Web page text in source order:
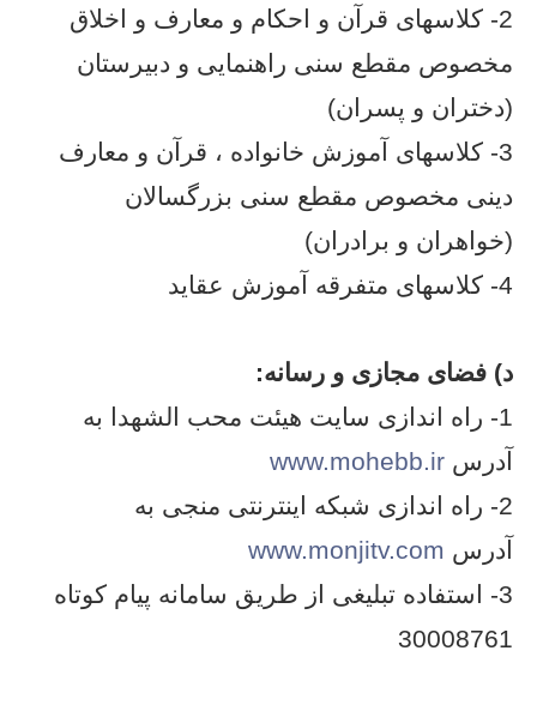
2- کلاسهای قرآن و احکام و معارف و اخلاق
مخصوص مقطع سنی راهنمایی و دبیرستان
(دختران و پسران)
3- کلاسهای آموزش خانواده ، قرآن و معارف
دینی مخصوص مقطع سنی بزرگسالان
(خواهران و برادران)
4- کلاسهای متفرقه آموزش عقاید
د) فضای مجازی و رسانه:
1- راه اندازی سایت هیئت محب الشهدا به
آدرس www.mohebb.ir
2- راه اندازی شبکه اینترنتی منجی به
آدرس www.monjitv.com
3- استفاده تبلیغی از طریق سامانه پیام کوتاه
30008761